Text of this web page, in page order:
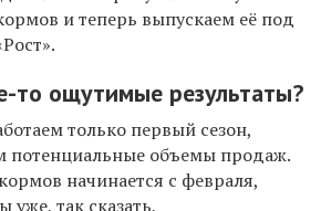
итеперь выпускаем её под
ост».
то ощутимые результаты?
только первый сезон,
потенциальные объемы продаж.
начинается с февраля,
уже, так сказать,